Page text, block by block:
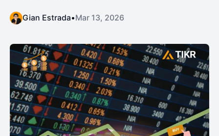
Gian Estrada•Mar 13, 2026